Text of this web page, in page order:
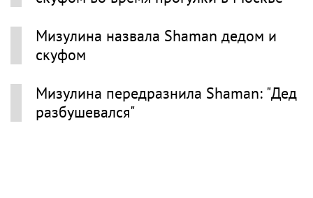
Мизулина назвала Shaman дедом и
скуфом
Мизулина передразнила Shaman: "Дед
разбушевался"